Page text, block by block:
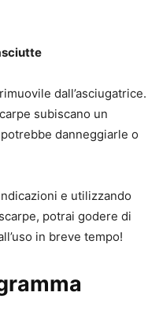
dall’asciugatrice.
subiscano un
danneggiarle o
e utilizzando
potrai godere di
in breve tempo!